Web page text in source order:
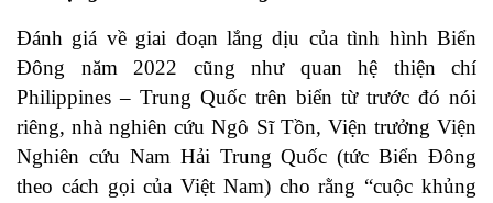
Đánh giá về giai đoạn lắng dịu của tình hình Biển
Đông năm 2022 cũng như quan hệ thiện chí
Philippines – Trung Quốc trên biển từ trước đó nói
riêng, nhà nghiên cứu Ngô Sĩ Tồn, Viện trưởng Viện
Nghiên cứu Nam Hải Trung Quốc (tức Biển Đông
theo cách gọi của Việt Nam) cho rằng “cuộc khủng